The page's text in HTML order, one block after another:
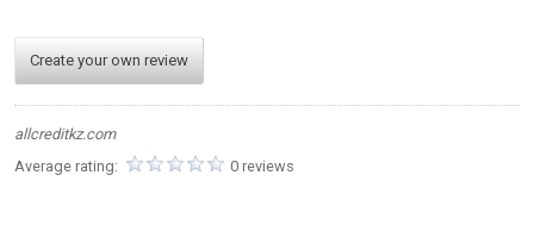
Create your own review
allcreditkz.com
Average rating:
0 reviews